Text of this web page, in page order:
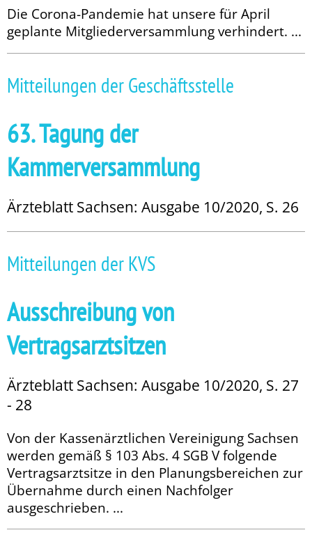
Die Corona-Pandemie hat unsere für April
geplante Mitgliederversammlung verhindert. ...
Mitteilungen der Geschäftsstelle
63. Tagung der
Kammerversammlung
Ärzteblatt Sachsen: Ausgabe 10/2020, S. 26
Mitteilungen der KVS
Ausschreibung von
Vertragsarztsitzen
Ärzteblatt Sachsen: Ausgabe 10/2020, S. 27
- 28
Von der Kassenärztlichen Vereinigung Sachsen
werden gemäß § 103 Abs. 4 SGB V folgende
Vertragsarztsitze in den Planungsbereichen zur
Übernahme durch einen Nachfolger
ausgeschrieben. ...